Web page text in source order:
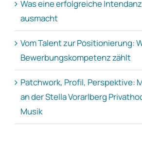
Was eine erfolgreiche
ausmacht
Vom Talent zur Positionierung:
Bewerbungskompetenz zählt
Patchwork, Profil, Perspektive:
an der Stella Vorarlberg
Musik